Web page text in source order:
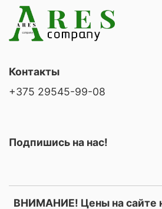
ВНИМАНИЕ! Цены на сайте
Контакты
+375 29545-99-08
Подпишись на нас!